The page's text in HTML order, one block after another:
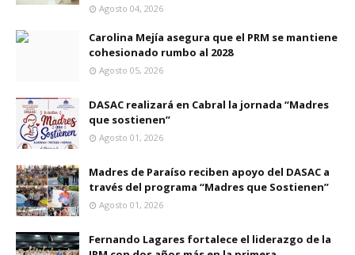
Agosto 04, 2026
Carolina Mejía asegura que el PRM se mantiene
cohesionado rumbo al 2028
Agosto 05, 2026
DASAC realizará en Cabral la jornada “Madres
que sostienen”
Agosto 01, 2026
Madres de Paraíso reciben apoyo del DASAC a
través del programa “Madres que Sostienen”
Agosto 01, 2026
Fernando Lagares fortalece el liderazgo de la